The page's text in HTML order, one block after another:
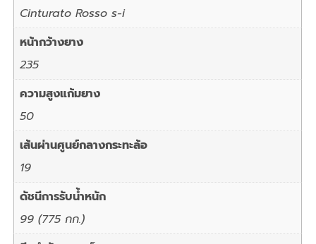
Cinturato Rosso s-i
หน้ากว้างยาง
235
ความสูงแก้มยาง
50
เส้นผ่านศูนย์กลางกระทะล้อ
19
ดัชนีการรับน้ำหนัก
99 (775 กก.)